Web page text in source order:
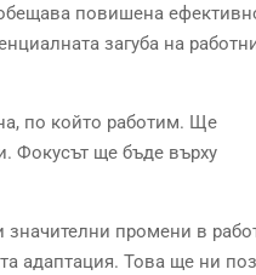
повишена
загуба на
по който работим. Ще
Фокусът ще бъде върху
значителни промени в
адаптация. Това ще ни